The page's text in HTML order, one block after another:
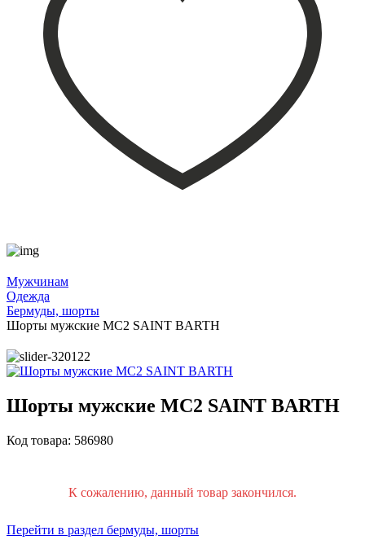
Мужчинам
Одежда
Бермуды, шорты
Шорты мужские MC2 SAINT BARTH
Шорты мужские MC2 SAINT BARTH
Код товара: 586980
К сожалению, данный товар закончился.
Перейти в раздел бермуды, шорты